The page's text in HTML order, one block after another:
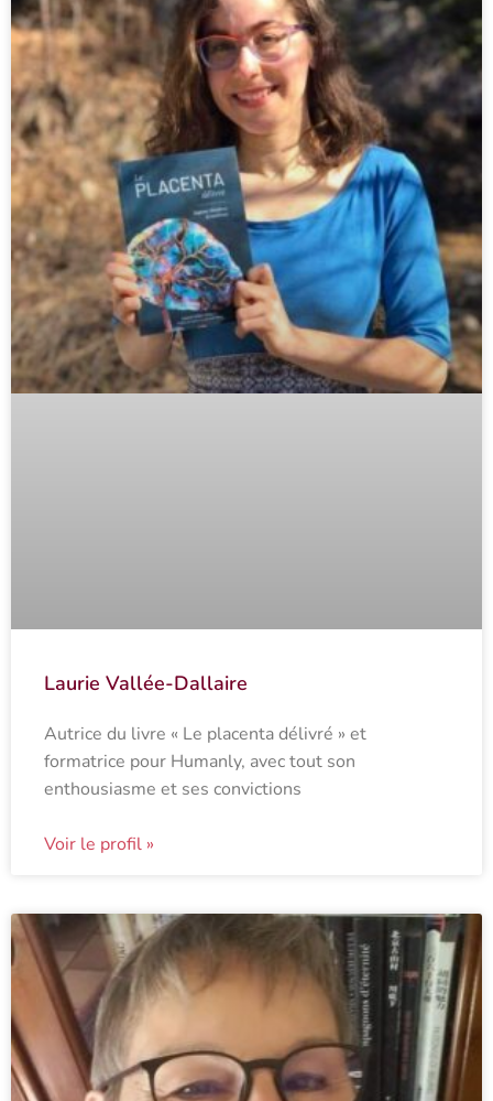
Laurie Vallée-Dallaire
Autrice du livre « Le placenta délivré » et
formatrice pour Humanly, avec tout son
enthousiasme et ses convictions
Voir le profil »